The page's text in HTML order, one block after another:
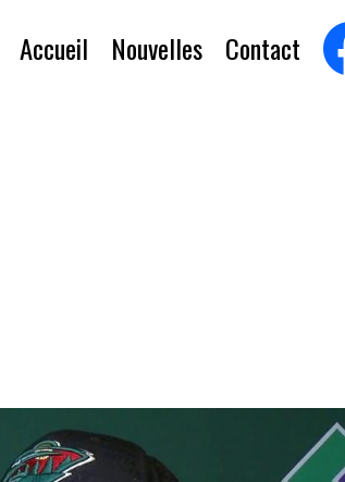
Accueil Nouvelles Contact